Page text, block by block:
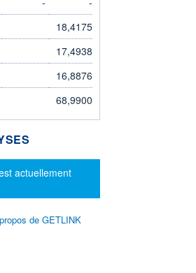
18,4175
17,4938
16,8876
68,9900
actuellement
de GETLINK